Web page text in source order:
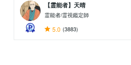
【霊能者】天晴
霊能者/霊視鑑定師
5.0 (3883)